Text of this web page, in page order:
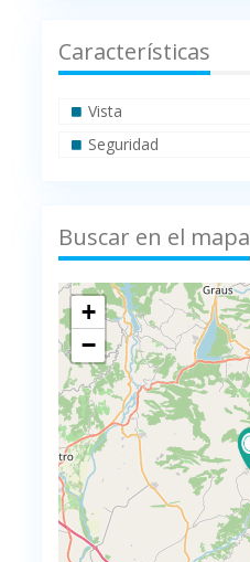
Características
Vista
Seguridad
Buscar en el mapa
+
−